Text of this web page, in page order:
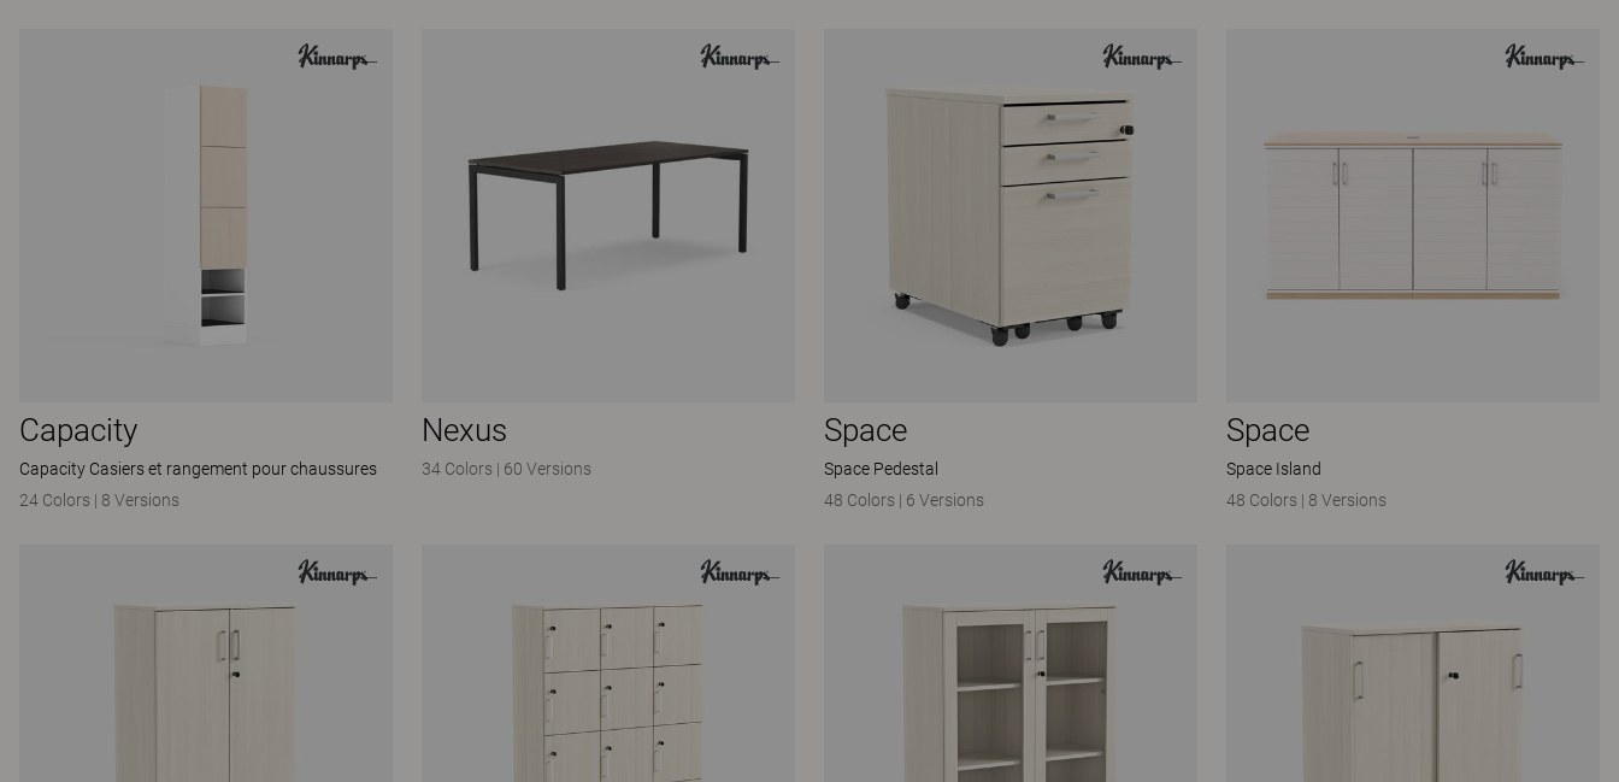
Capacity
Capacity Casiers et rangement pour chaussures
24 Colors | 8 Versions
Nexus
34 Colors | 60 Versions
Space
Space Pedestal
48 Colors | 6 Versions
Space
Space Island
48 Colors | 8 Versions